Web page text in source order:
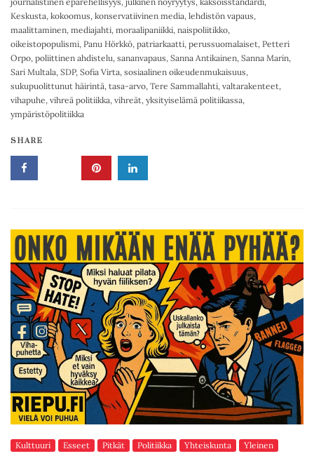
Keskusta, kokoomus, konservatiivinen media, lehdistön vapaus,
maalittaminen, mediajahti, moraalipaniikki, naispoliitikko,
oikeistopopulismi, Panu Hörkkö, patriarkaatti, perussuomalaiset, Petteri
Orpo, poliittinen ahdistelu, sananvapaus, Sanna Antikainen, Sanna Marin,
Sari Multala, SDP, Sofia Virta, sosiaalinen oikeudenmukaisuus,
sukupuolittunut häirintä, tasa-arvo, Tere Sammallahti, valtarakenteet,
vihapuhe, vihreä politiikka, vihreät, yksityiselämä politiikassa,
ympäristöpolitiikka
SHARE
Kulttuuri Esseet Pitkät Politiikka Yhteiskunta Yleinen